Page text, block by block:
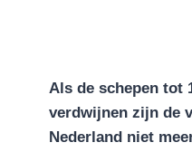
Als de schepen tot
verdwijnen zijn de
Nederland niet